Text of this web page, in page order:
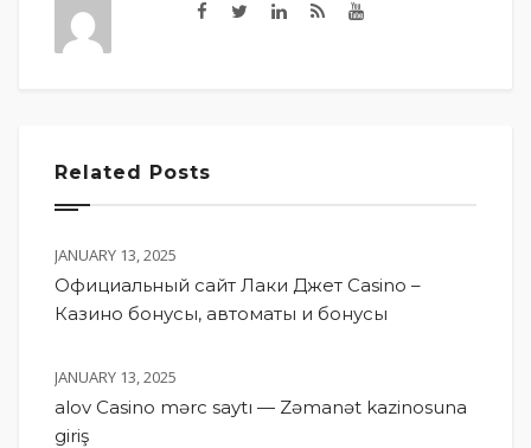
Related Posts
JANUARY 13, 2025
Официальный сайт Лаки Джет Casino –
Казино бонусы, автоматы и бонусы
JANUARY 13, 2025
alov Casino mərc saytı — Zəmanət kazinosuna
giriş